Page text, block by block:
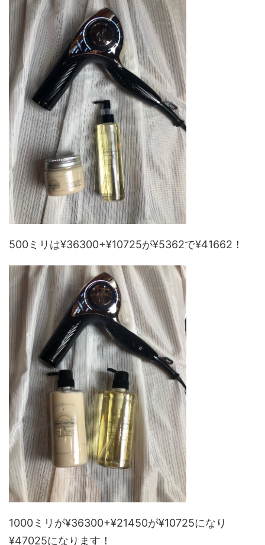
500ミリは¥36300+¥10725が¥5362で¥41662！
1000ミリが¥36300+¥21450が¥10725になり
¥47025になります！